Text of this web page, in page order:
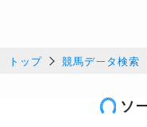
トップ 競馬データ検索
ソ